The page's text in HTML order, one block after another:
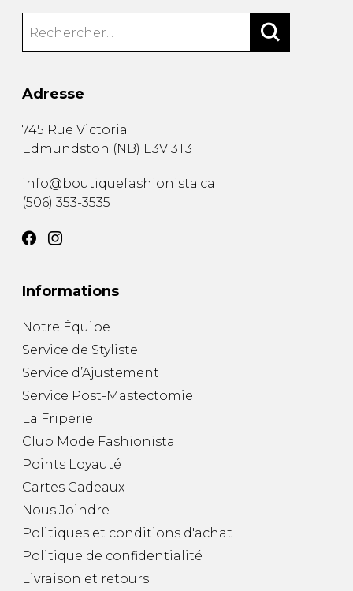
Adresse
745 Rue Victoria
Edmundston (NB) E3V 3T3
info@boutiquefashionista.ca
(506) 353-3535
Informations
Notre Équipe
Service de Styliste
Service d’Ajustement
Service Post-Mastectomie
La Friperie
Club Mode Fashionista
Points Loyauté
Cartes Cadeaux
Nous Joindre
Politiques et conditions d'achat
Politique de confidentialité
Livraison et retours